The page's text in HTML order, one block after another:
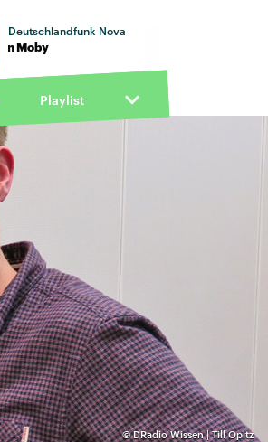
Deutschlandfunk Nova
Playlist
©DRadio Wissen | Till Opitz